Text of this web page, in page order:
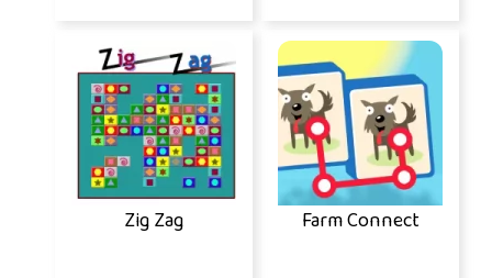
Zig Zag Farm Connect